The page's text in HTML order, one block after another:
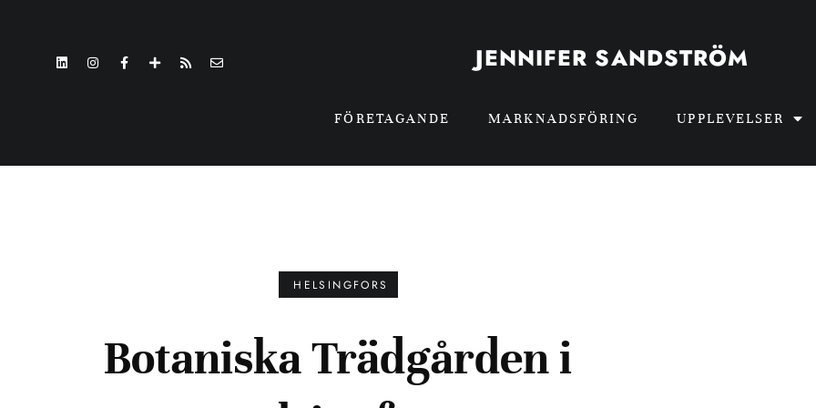
JENNIFER SANDSTRÖM
FÖRETAGANDE MARKNADSFÖRING UPPLEVELSER
HELSINGFORS
Botaniska Trädgården i